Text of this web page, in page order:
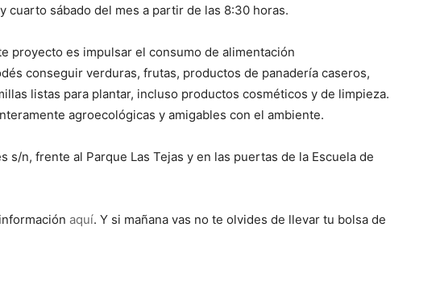
cuarto sábado del mes a partir de las 8:30 horas.
proyecto es impulsar el consumo de alimentación
conseguir verduras, frutas, productos de panadería caseros,
listas para plantar, incluso productos cosméticos y de limpieza.
agroecológicas y amigables con el ambiente.
s/n, frente al Parque Las Tejas y en las puertas de la Escuela de
aquí. Y si mañana vas no te olvides de llevar tu bolsa de